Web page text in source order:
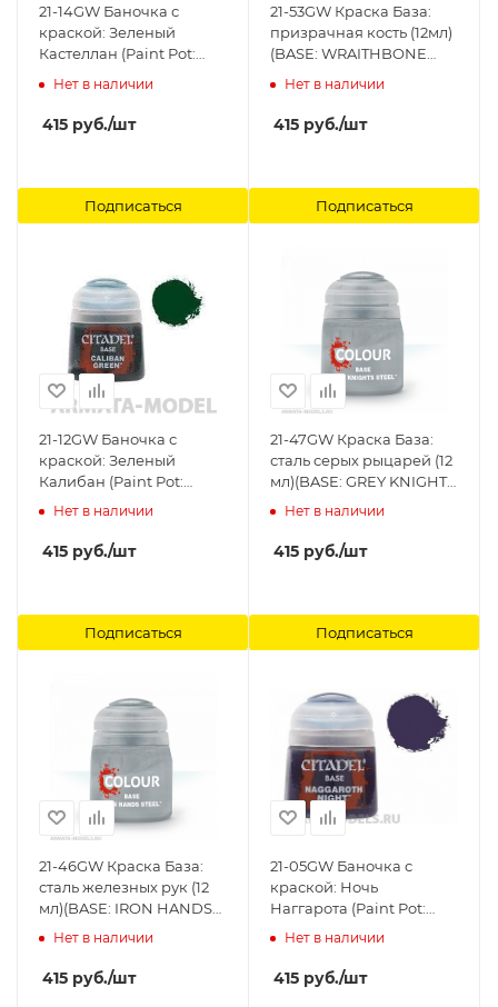
21-14GW Баночка с
краской: Зеленый
Кастеллан (Paint Pot:
Castellan Green) Citadel
Нет в наличии
415 руб./шт
Подписаться
21-53GW Краска База:
призрачная кость (12мл)
(BASE: WRAITHBONE
(12ML)) Citadel
Нет в наличии
415 руб./шт
Подписаться
21-12GW Баночка с
краской: Зеленый
Калибан (Paint Pot:
Caliban Green) Citadel
Нет в наличии
415 руб./шт
Подписаться
21-47GW Краска База:
сталь серых рыцарей (12
мл)(BASE: GREY KNIGHTS
STEEL (12ML)) Citadel
Нет в наличии
415 руб./шт
Подписаться
21-46GW Краска База:
сталь железных рук (12
мл)(BASE: IRON HANDS
STEEL (12ML)) Citadel
Нет в наличии
415 руб./шт
21-05GW Баночка с
краской: Ночь
Наггарота (Paint Pot:
Naggaroth Night) Citadel
Нет в наличии
415 руб./шт